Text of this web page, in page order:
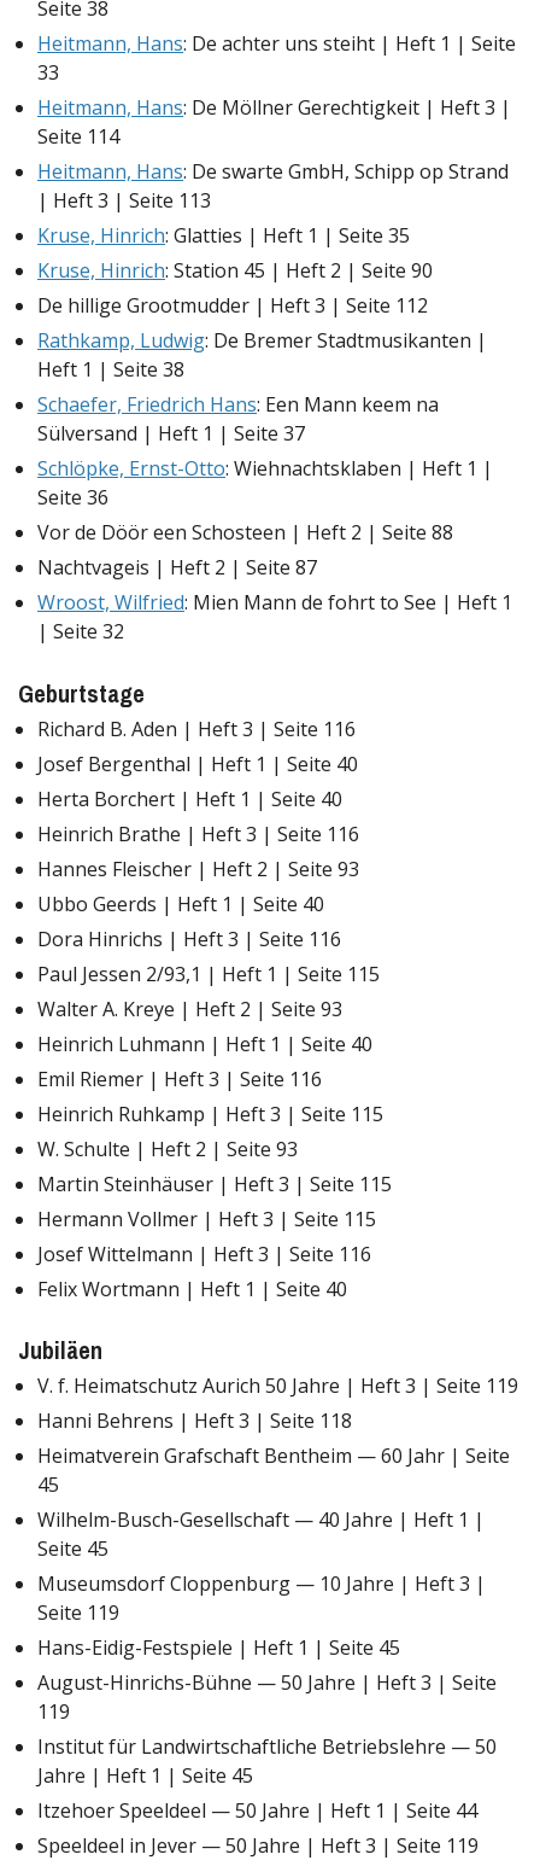
Seite 38
Heitmann, Hans: De achter uns steiht | Heft 1 | Seite
33
Heitmann, Hans: De Möllner Gerechtigkeit | Heft 3 |
Seite 114
Heitmann, Hans: De swarte GmbH, Schipp op Strand
| Heft 3 | Seite 113
Kruse, Hinrich: Glatties | Heft 1 | Seite 35
Kruse, Hinrich: Station 45 | Heft 2 | Seite 90
De hillige Grootmudder | Heft 3 | Seite 112
Rathkamp, Ludwig: De Bremer Stadtmusikanten |
Heft 1 | Seite 38
Schaefer, Friedrich Hans: Een Mann keem na
Sülversand | Heft 1 | Seite 37
Schlöpke, Ernst-Otto: Wiehnachtsklaben | Heft 1 |
Seite 36
Vor de Döör een Schosteen | Heft 2 | Seite 88
Nachtvageis | Heft 2 | Seite 87
Wroost, Wilfried: Mien Mann de fohrt to See | Heft 1
| Seite 32
Geburtstage
Richard B. Aden | Heft 3 | Seite 116
Josef Bergenthal | Heft 1 | Seite 40
Herta Borchert | Heft 1 | Seite 40
Heinrich Brathe | Heft 3 | Seite 116
Hannes Fleischer | Heft 2 | Seite 93
Ubbo Geerds | Heft 1 | Seite 40
Dora Hinrichs | Heft 3 | Seite 116
Paul Jessen 2/93,1 | Heft 1 | Seite 115
Walter A. Kreye | Heft 2 | Seite 93
Heinrich Luhmann | Heft 1 | Seite 40
Emil Riemer | Heft 3 | Seite 116
Heinrich Ruhkamp | Heft 3 | Seite 115
W. Schulte | Heft 2 | Seite 93
Martin Steinhäuser | Heft 3 | Seite 115
Hermann Vollmer | Heft 3 | Seite 115
Josef Wittelmann | Heft 3 | Seite 116
Felix Wortmann | Heft 1 | Seite 40
Jubiläen
V. f. Heimatschutz Aurich 50 Jahre | Heft 3 | Seite 119
Hanni Behrens | Heft 3 | Seite 118
Heimatverein Grafschaft Bentheim — 60 Jahr | Seite
45
Wilhelm-Busch-Gesellschaft — 40 Jahre | Heft 1 |
Seite 45
Museumsdorf Cloppenburg — 10 Jahre | Heft 3 |
Seite 119
Hans-Eidig-Festspiele | Heft 1 | Seite 45
August-Hinrichs-Bühne — 50 Jahre | Heft 3 | Seite
119
Institut für Landwirtschaftliche Betriebslehre — 50
Jahre | Heft 1 | Seite 45
Itzehoer Speeldeel — 50 Jahre | Heft 1 | Seite 44
Speeldeel in Jever — 50 Jahre | Heft 3 | Seite 119